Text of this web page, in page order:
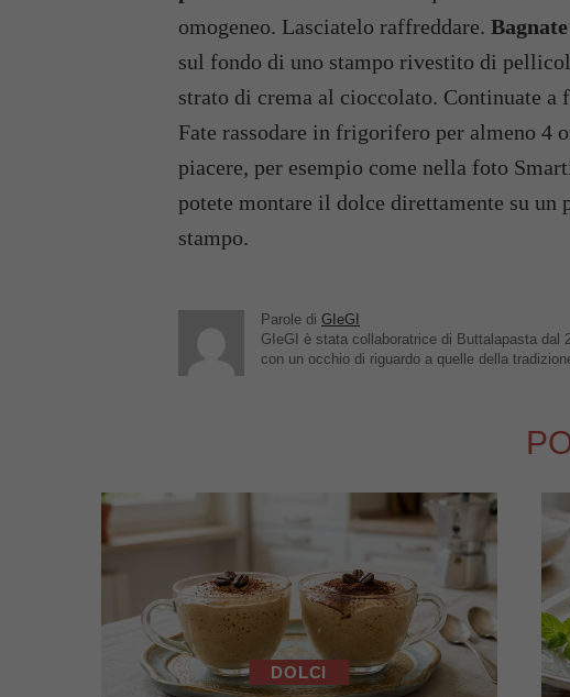
omogeneo. Lasciatelo raffreddare.
sul fondo di uno stampo rivestito di
strato di crema al cioccolato. Continuate
Fate rassodare in frigorifero per almeno 4
piacere, per esempio come nella foto
potete montare il dolce direttamente su un
stampo.
Parole di GIeGI
GIeGI è stata collaboratrice di Buttalapasta dal
con un occhio di riguardo a quelle della
DOLCI